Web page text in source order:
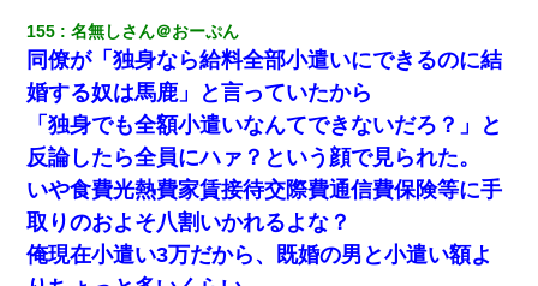
155 名無しさん＠おーぷん
同僚が「独身なら給料全部小遣いにできるのに結
婚する奴は馬鹿」と言っていたから
「独身でも全額小遣いなんてできないだろ？」と
反論したら全員にハァ？という顔で見られた。
いや食費光熱費家賃接待交際費通信費保険等に手
取りのおよそ八割いかれるよな？
俺現在小遣い3万だから、既婚の男と小遣い額よ